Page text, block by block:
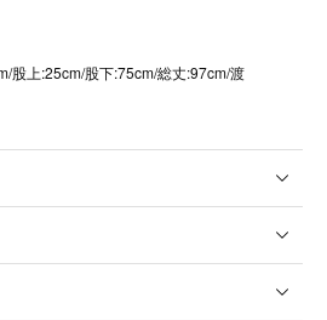
股上:25cm/股下:75cm/総丈:97cm/渡